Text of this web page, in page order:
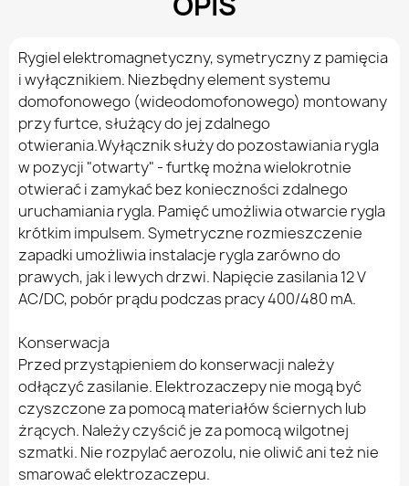
Rygiel elektromagnetyczny, symetryczny z pamięcia
i wyłącznikiem. Niezbędny element systemu
domofonowego (wideodomofonowego) montowany
przy furtce, służący do jej zdalnego
otwierania.Wyłącznik służy do pozostawiania rygla
w pozycji "otwarty" - furtkę można wielokrotnie
otwierać i zamykać bez konieczności zdalnego
uruchamiania rygla. Pamięć umożliwia otwarcie rygla
krótkim impulsem. Symetryczne rozmieszczenie
zapadki umożliwia instalacje rygla zarówno do
prawych, jak i lewych drzwi. Napięcie zasilania 12 V
AC/DC, pobór prądu podczas pracy 400/480 mA.
Konserwacja
Przed przystąpieniem do konserwacji należy
odłączyć zasilanie. Elektrozaczepy nie mogą być
czyszczone za pomocą materiałów ściernych lub
żrących. Należy czyścić je za pomocą wilgotnej
szmatki. Nie rozpylać aerozolu, nie oliwić ani też nie
smarować elektrozaczepu.